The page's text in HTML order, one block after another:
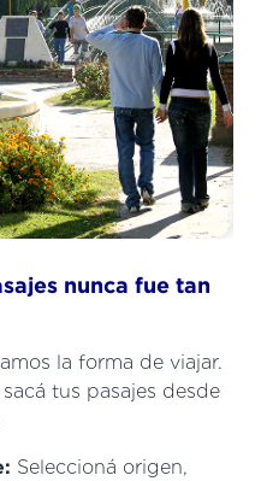
nunca fue tan
la forma de viajar.
tus pasajes desde
Seleccioná origen,